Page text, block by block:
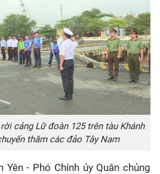
cảng Lữ đoàn 125 trên tàu Khánh
thăm các đảo Tây Nam
- Phó Chính ủy Quân chủng